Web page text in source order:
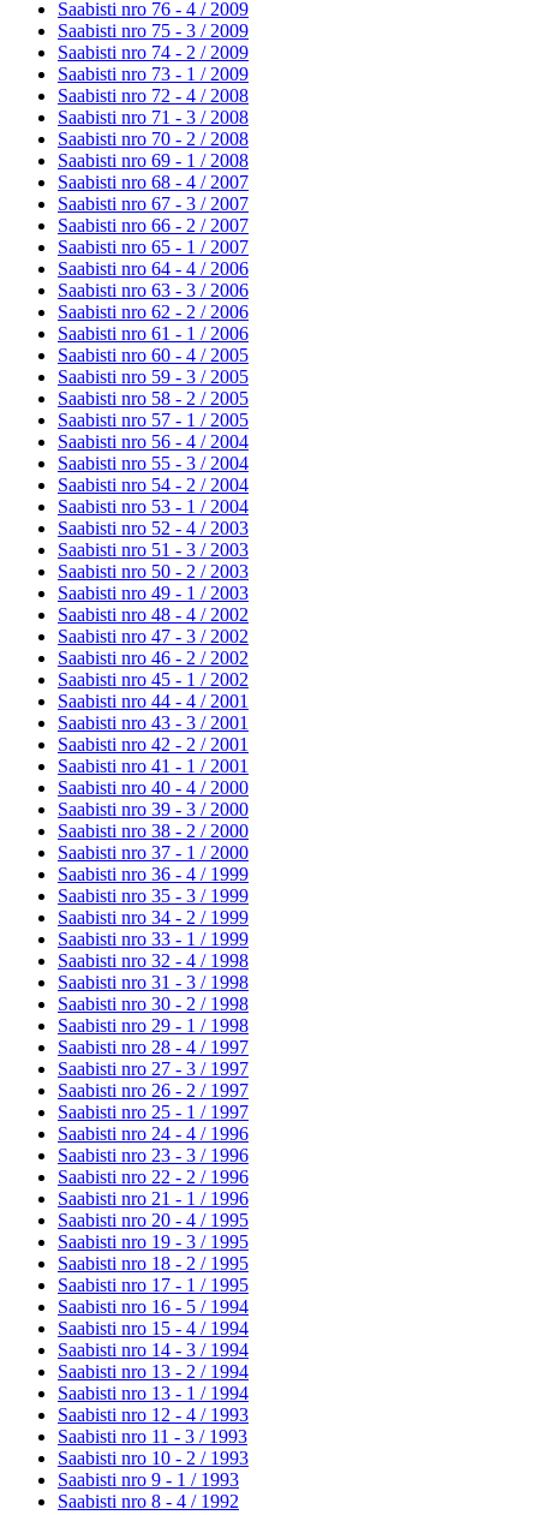
Saabisti nro 76 - 4 / 2009
Saabisti nro 75 - 3 / 2009
Saabisti nro 74 - 2 / 2009
Saabisti nro 73 - 1 / 2009
Saabisti nro 72 - 4 / 2008
Saabisti nro 71 - 3 / 2008
Saabisti nro 70 - 2 / 2008
Saabisti nro 69 - 1 / 2008
Saabisti nro 68 - 4 / 2007
Saabisti nro 67 - 3 / 2007
Saabisti nro 66 - 2 / 2007
Saabisti nro 65 - 1 / 2007
Saabisti nro 64 - 4 / 2006
Saabisti nro 63 - 3 / 2006
Saabisti nro 62 - 2 / 2006
Saabisti nro 61 - 1 / 2006
Saabisti nro 60 - 4 / 2005
Saabisti nro 59 - 3 / 2005
Saabisti nro 58 - 2 / 2005
Saabisti nro 57 - 1 / 2005
Saabisti nro 56 - 4 / 2004
Saabisti nro 55 - 3 / 2004
Saabisti nro 54 - 2 / 2004
Saabisti nro 53 - 1 / 2004
Saabisti nro 52 - 4 / 2003
Saabisti nro 51 - 3 / 2003
Saabisti nro 50 - 2 / 2003
Saabisti nro 49 - 1 / 2003
Saabisti nro 48 - 4 / 2002
Saabisti nro 47 - 3 / 2002
Saabisti nro 46 - 2 / 2002
Saabisti nro 45 - 1 / 2002
Saabisti nro 44 - 4 / 2001
Saabisti nro 43 - 3 / 2001
Saabisti nro 42 - 2 / 2001
Saabisti nro 41 - 1 / 2001
Saabisti nro 40 - 4 / 2000
Saabisti nro 39 - 3 / 2000
Saabisti nro 38 - 2 / 2000
Saabisti nro 37 - 1 / 2000
Saabisti nro 36 - 4 / 1999
Saabisti nro 35 - 3 / 1999
Saabisti nro 34 - 2 / 1999
Saabisti nro 33 - 1 / 1999
Saabisti nro 32 - 4 / 1998
Saabisti nro 31 - 3 / 1998
Saabisti nro 30 - 2 / 1998
Saabisti nro 29 - 1 / 1998
Saabisti nro 28 - 4 / 1997
Saabisti nro 27 - 3 / 1997
Saabisti nro 26 - 2 / 1997
Saabisti nro 25 - 1 / 1997
Saabisti nro 24 - 4 / 1996
Saabisti nro 23 - 3 / 1996
Saabisti nro 22 - 2 / 1996
Saabisti nro 21 - 1 / 1996
Saabisti nro 20 - 4 / 1995
Saabisti nro 19 - 3 / 1995
Saabisti nro 18 - 2 / 1995
Saabisti nro 17 - 1 / 1995
Saabisti nro 16 - 5 / 1994
Saabisti nro 15 - 4 / 1994
Saabisti nro 14 - 3 / 1994
Saabisti nro 13 - 2 / 1994
Saabisti nro 13 - 1 / 1994
Saabisti nro 12 - 4 / 1993
Saabisti nro 11 - 3 / 1993
Saabisti nro 10 - 2 / 1993
Saabisti nro 9 - 1 / 1993
Saabisti nro 8 - 4 / 1992